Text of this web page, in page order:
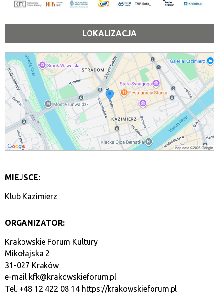
LOKALIZACJA
MIEJSCE:
Klub Kazimierz
ORGANIZATOR:
Krakowskie Forum Kultury
Mikołajska 2
31-027 Kraków
e-mail kfk@krakowskieforum.pl
Tel. +48 12 422 08 14 https://krakowskieforum.pl